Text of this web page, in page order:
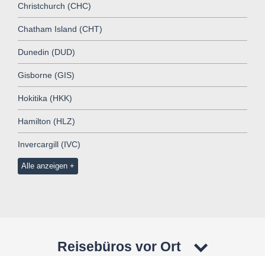
Christchurch (CHC)
Chatham Island (CHT)
Dunedin (DUD)
Gisborne (GIS)
Hokitika (HKK)
Hamilton (HLZ)
Invercargill (IVC)
Alle anzeigen
Reisebüros vor Ort